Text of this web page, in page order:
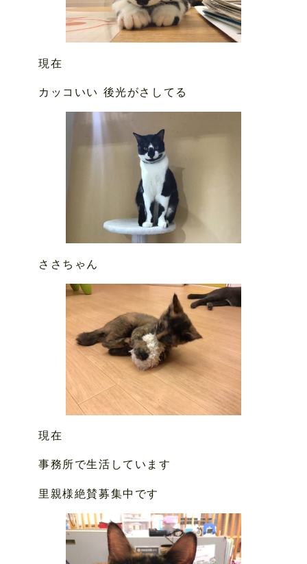
現在
カッコいい 後光がさしてる
ささちゃん
現在
事務所で生活しています
里親様絶賛募集中です